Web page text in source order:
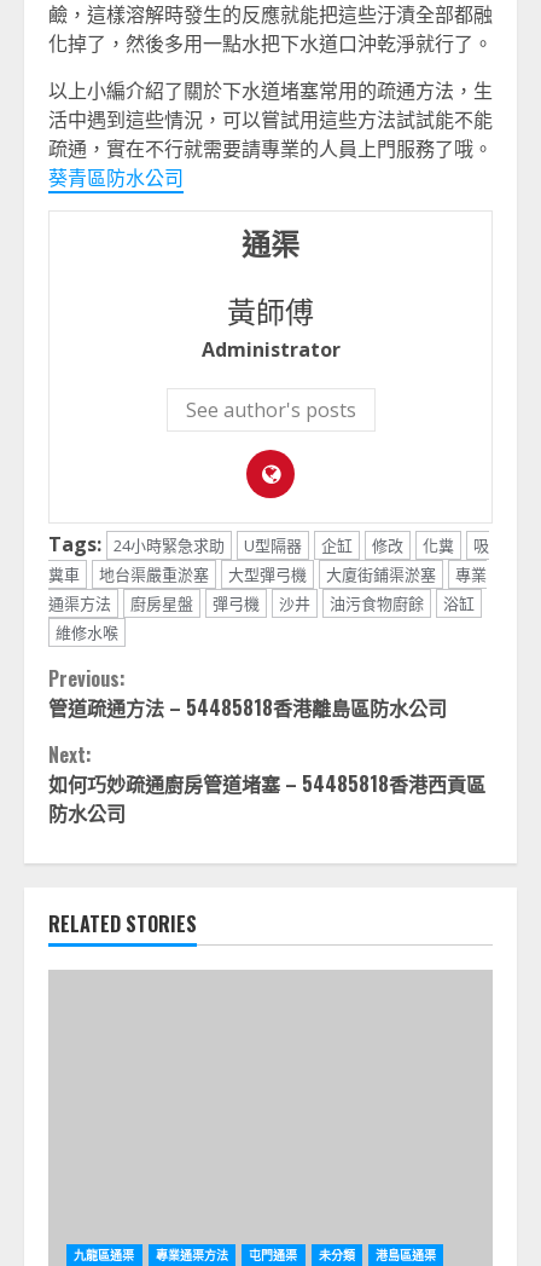
鹼，這樣溶解時發生的反應就能把這些汙漬全部都融
化掉了，然後多用一點水把下水道口沖乾淨就行了。
以上小編介紹了關於下水道堵塞常用的疏通方法，生
活中遇到這些情況，可以嘗試用這些方法試試能不能
疏通，實在不行就需要請專業的人員上門服務了哦。
葵青區防水公司
通渠
黃師傅
Administrator
See author's posts
Tags: 24小時緊急求助 U型隔器 企缸 修改 化糞
吸
糞車
地台渠嚴重淤塞 大型彈弓機 大廈街鋪渠淤塞
專業
通渠方法
廚房星盤 彈弓機 沙井 油污食物廚餘
浴缸
維修水喉
Continue
Reading
Previous:
管道疏通方法 – 54485818香港離島區防水公司
Next:
如何巧妙疏通廚房管道堵塞 – 54485818香港西貢區
防水公司
RELATED STORIES
九龍區通渠 專業通渠方法 屯門通渠 未分類 港島區通渠